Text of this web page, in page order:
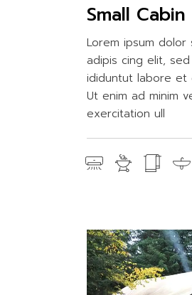
Small Cabin
Lorem ipsum
adipis cing elit,
ididuntut labore et
Ut enim ad minim
exercitation ull